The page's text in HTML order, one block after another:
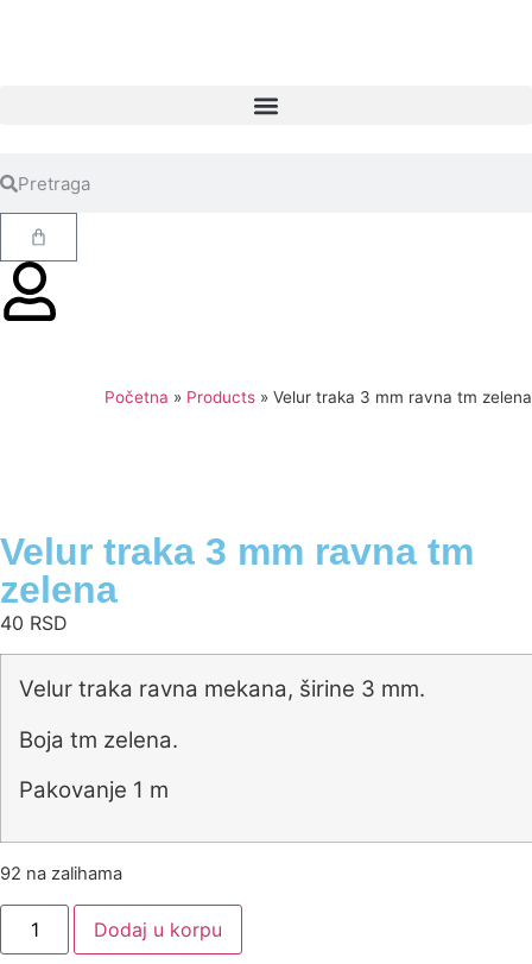
Početna » Products » Velur traka 3 mm ravna tm zelena
Velur traka 3 mm ravna tm
zelena
40 RSD
Velur traka ravna mekana, širine 3 mm.
Boja tm zelena.
Pakovanje 1 m
92 na zalihama
Dodaj u korpu